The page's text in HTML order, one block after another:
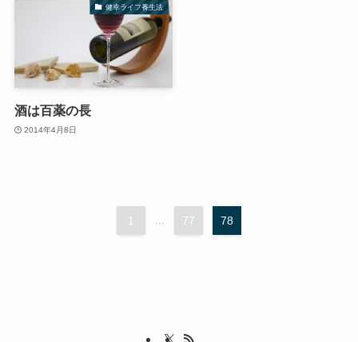
健幸ライフ養生法
酒は百薬の長
2014年4月8日
1 ... 77 78